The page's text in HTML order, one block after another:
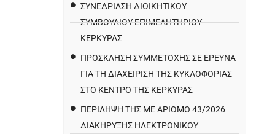
ΣΥΝΕΔΡΙΑΣΗ ΔΙΟΙΚΗΤΙΚΟΥ
ΣΥΜΒΟΥΛΙΟΥ ΕΠΙΜΕΛΗΤΗΡΙΟΥ
ΚΕΡΚΥΡΑΣ
ΠΡΌΣΚΛΗΣΗ ΣΥΜΜΕΤΟΧΉΣ ΣΕ ΈΡΕΥΝΑ
ΓΙΑ ΤΗ ΔΙΑΧΕΊΡΙΣΗ ΤΗΣ ΚΥΚΛΟΦΟΡΊΑΣ
ΣΤΟ ΚΈΝΤΡΟ ΤΗΣ ΚΈΡΚΥΡΑΣ
ΠΕΡΙΛΗΨΗ ΤΗΣ ΜΕ ΑΡΙΘΜΟ 43/2026
ΔΙΑΚΗΡΥΞΗΣ ΗΛΕΚΤΡΟΝΙΚΟΥ